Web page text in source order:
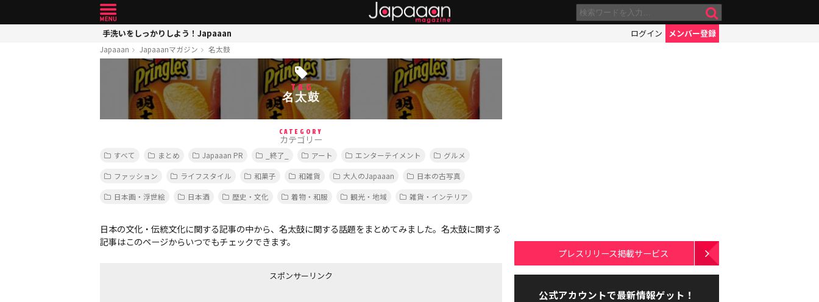
手洗いをしっかりしよう！Japaaan ログイン メンバー登録
Japaaan Japaaanマガジン 名太鼓
TAG
名太鼓
CATEGORY
カテゴリー
すべて まとめ Japaaan PR _終了_ アート エンターテイメント
グルメ
ファッション
ライフスタイル 和菓子 和雑貨 大人のJapaaan
日本の古写真
日本画・浮世絵
日本酒 歴史・文化 着物・和服 観光・地域 雑貨・インテリア
日本の文化・伝統文化に関する記事の中から、名太鼓に関する話題をまとめてみました。名太鼓に関する
記事はこのページからいつでもチェックできます。
スポンサーリンク
プレスリリース掲載サービス
公式アカウントで最新情報ゲット！